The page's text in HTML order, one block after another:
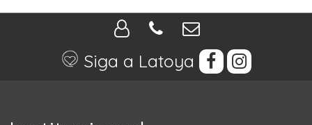
Siga a Latoya